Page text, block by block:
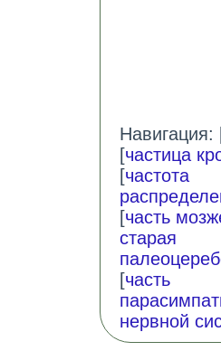
Навигация:
[частица
[частота
[часть
старая
[часть
нервной